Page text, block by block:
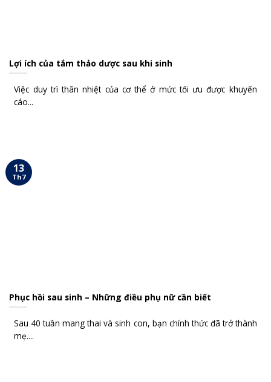
Lợi ích của tắm thảo dược sau khi sinh
Việc duy trì thân nhiệt của cơ thể ở mức tối ưu được khuyến
cáo...
Phục hồi sau sinh – Những điều phụ nữ cần biết
Sau 40 tuần mang thai và sinh con, bạn chính thức đã trở thành
mẹ....
13
Th7